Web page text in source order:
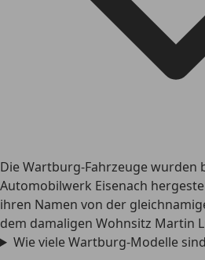
Die Wartburg-Fahrzeuge wurden
Automobilwerk Eisenach
ihren Namen von der
dem damaligen Wohnsitz Martin
Wie viele Wartburg-Modelle